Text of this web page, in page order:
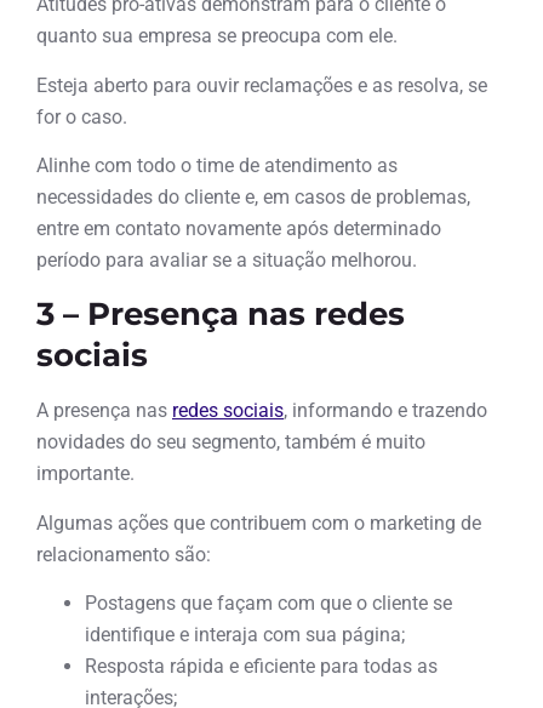
quanto sua empresa se preocupa com ele.
Esteja aberto para ouvir reclamações e as resolva, se
for o caso.
Alinhe com todo o time de atendimento as
necessidades do cliente e, em casos de problemas,
entre em contato novamente após determinado
período para avaliar se a situação melhorou.
3 – Presença nas redes
sociais
A presença nas redes sociais, informando e trazendo
novidades do seu segmento, também é muito
importante.
Algumas ações que contribuem com o marketing de
relacionamento são:
Postagens que façam com que o cliente se
identifique e interaja com sua página;
Resposta rápida e eficiente para todas as
interações;